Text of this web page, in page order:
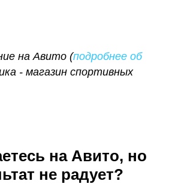
на Авито (подробнее об
- магазин спортивных
на Авито, но
не радует?